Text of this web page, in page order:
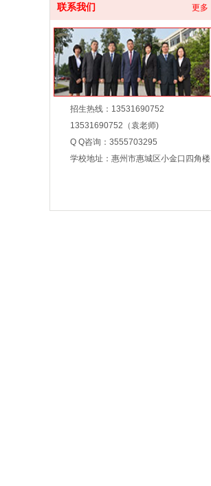
联系我们 更多
招生热线：13531690752
13531690752（袁老师)
Q Q咨询：3555703295
学校地址：惠州市惠城区小金口四角楼